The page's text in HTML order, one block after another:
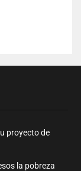
proyecto de
la pobreza